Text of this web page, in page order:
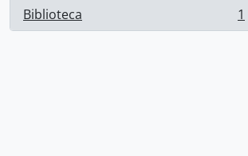
Biblioteca
, 1 results 1